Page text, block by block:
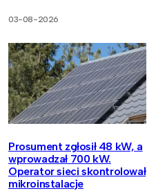
03-08-2026
Prosument zgłosił 48 kW, a
wprowadzał 700 kW.
Operator sieci skontrolował
mikroinstalacje